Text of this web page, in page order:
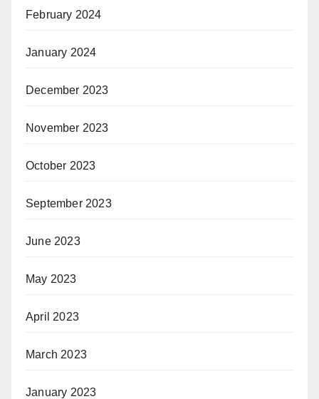
February 2024
January 2024
December 2023
November 2023
October 2023
September 2023
June 2023
May 2023
April 2023
March 2023
January 2023